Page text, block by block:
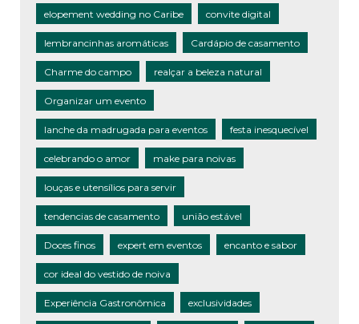
elopement wedding no Caribe convite digital
lembrancinhas aromáticas Cardápio de casamento
Charme do campo realçar a beleza natural
Organizar um evento
lanche da madrugada para eventos festa inesquecível
celebrando o amor make para noivas
louças e utensílios para servir
tendencias de casamento união estável
Doces finos expert em eventos encanto e sabor
cor ideal do vestido de noiva
Experiência Gastronômica exclusividades